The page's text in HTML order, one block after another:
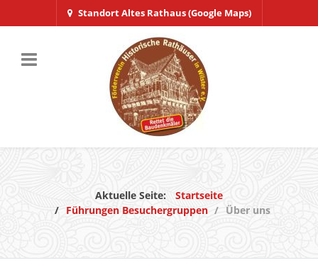
Standort Altes Rathaus (Google Maps)
Aktuelle Seite:
Startseite
Führungen Besuchergruppen
Über uns